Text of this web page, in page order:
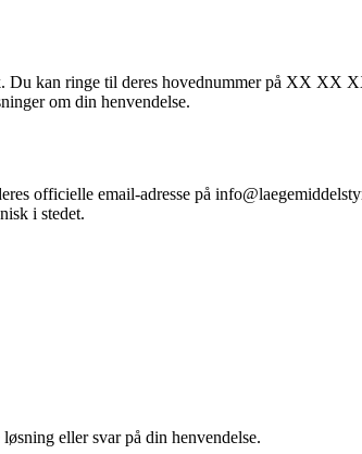
Du kan ringe til deres hovednummer på XX
om din henvendelse.
officielle email-adresse på
i stedet.
eller svar på din henvendelse.